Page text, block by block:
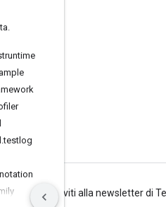
.
.testlog
cookiesIscriviti alla newsletter di